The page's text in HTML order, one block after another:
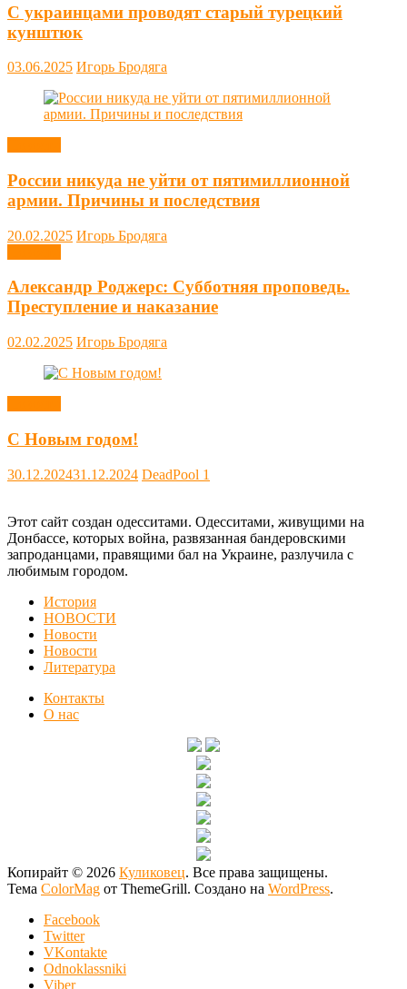
С украинцами проводят старый турецкий
кунштюк
03.06.2025 Игорь Бродяга
России никуда не уйти от пятимиллионной
армии. Причины и последствия
20.02.2025 Игорь Бродяга
Александр Роджерс: Субботняя проповедь.
Преступление и наказание
02.02.2025 Игорь Бродяга
С Новым годом!
30.12.202431.12.2024 DeadPool 1
Этот сайт создан одесситами. Одесситами, живущими на
Донбассе, которых война, развязанная бандеровскими
запроданцами, правящими бал на Украине, разлучила с
любимым городом.
История
НОВОСТИ
Новости
Новости
Литература
Контакты
О нас
Копирайт © 2026 Куликовец. Все права защищены.
Тема ColorMag от ThemeGrill. Создано на WordPress.
Facebook
Twitter
VKontakte
Odnoklassniki
Viber